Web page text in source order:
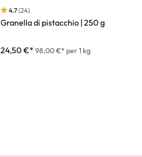
4.7(24)
Granella di pistacchio | 250 g
24,50 €* 98,00 €* per 1 kg